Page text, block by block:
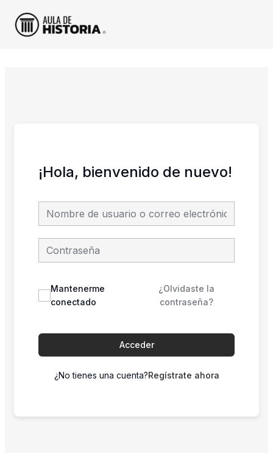
contenido
¡Hola, bienvenido de nuevo!
Mantenerme
conectado
¿Olvidaste la
contraseña?
Acceder
¿No tienes una cuenta?Regístrate ahora